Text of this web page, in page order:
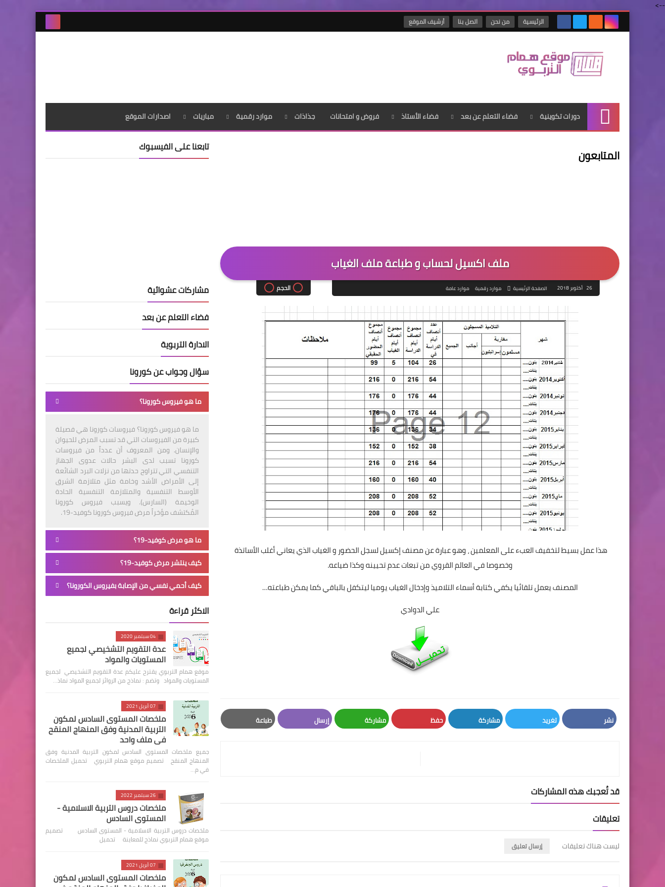
-->
الرئيسية من نحن اتصل بنا أرشيف الموقع
الرئيسية
دورات تكوينية فضاء التعلم عن بعد فضاء الأستاذ فروض و امتحانات جذاذات موارد رقمية مباريات اصدارات الموقع
المتابعون
ملف اكسيل لحساب و طباعة ملف الغياب
26 أكتوبر 2018 الصفحة الرئيسية موارد رقمية موارد عامة الحجم
هذا عمل بسيط لتخفيف العبء على المعلمين ، وهو عبارة عن مصنف إكسيل لسجل الحضور و الغياب الذي يعاني أغلب الأساتذة
وخصوصا في العالم القروي من تبعات عدم تحيينه وكذا ضياعه.
المصنف يعمل تلقائيا يكفي كتابة أسماء التلاميذ وإدخال الغياب يوميا ليتكفل بالباقي كما يمكن طباعته…
علي الدوادي
نشر تغريد مشاركة حفظ مشاركة إرسال طباعة
قد تُعجبك هذه المشاركات
تعليقات
ليست هناك تعليقات إرسال تعليق
تابعنا على الفيسبوك
مشاركات عشوائية
فضاء التعلم عن بعد
الادارة التربوية
سؤال وجواب عن كورونا
ما هو فيروس كورونا؟
ما هو فيروس كورونا؟ فيروسات كورونا هي فصيلة
كبيرة من الفيروسات التي قد تسبب المرض للحيوان
والإنسان. ومن المعروف أن عدداً من فيروسات
كورونا تسبب لدى البشر حالات عدوى الجهاز
التنفسي التي تتراوح حدتها من نزلات البرد الشائعة
إلى الأمراض الأشد وخامة مثل متلازمة الشرق
الأوسط التنفسية والمتلازمة التنفسية الحادة
الوخيمة (السارس). ويسبب فيروس كورونا
المُكتشف مؤخراً مرض فيروس كورونا كوفيد-19.
ما هو مرض كوفيد-19؟
كيف ينتشر مرض كوفيد-19؟
كيف أحمي نفسي من الإصابة بفيروس الكورونا؟
الاكثر قراءة
04 سبتمبر 2020
عدة التقويم التشخيصي لجميع
المستويات والمواد
موقع همام التربوي يقترح عليكم عدة التقويم التشخيصي لجميع
المستويات والمواد وتضم : نماذج من الروائز لجميع المواد نماذ…
07 أبريل 2021
ملخصات المستوى السادس لمكون
التربية المدنية وفق المنهاج المنقح
في ملف واحد
جميع ملخصات المستوى السادس لمكون التربية المدنية وفق
المنهاج المنقح تصميم موقع همام التربوي تحميل الملخصات
في م…
26 سبتمبر 2022
ملخصات دروس التربية الاسلامية -
المستوى السادس
ملخصات دروس التربية الاسلامية - المستوى السادس تصميم
موقع همام التربوي نماذج للمعاينة تحميل
07 أبريل 2021
ملخصات المستوى السادس لمكون